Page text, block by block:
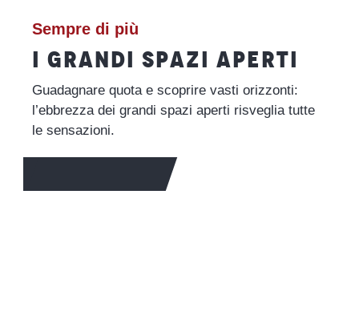
Sempre di più
I GRANDI SPAZI APERTI
Guadagnare quota e scoprire vasti orizzonti:
l’ebbrezza dei grandi spazi aperti risveglia tutte
le sensazioni.